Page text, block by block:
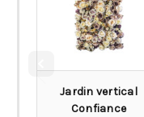
Jardin vertical
Confiance